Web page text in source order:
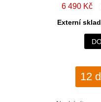
6 490 Kč
Externí
12